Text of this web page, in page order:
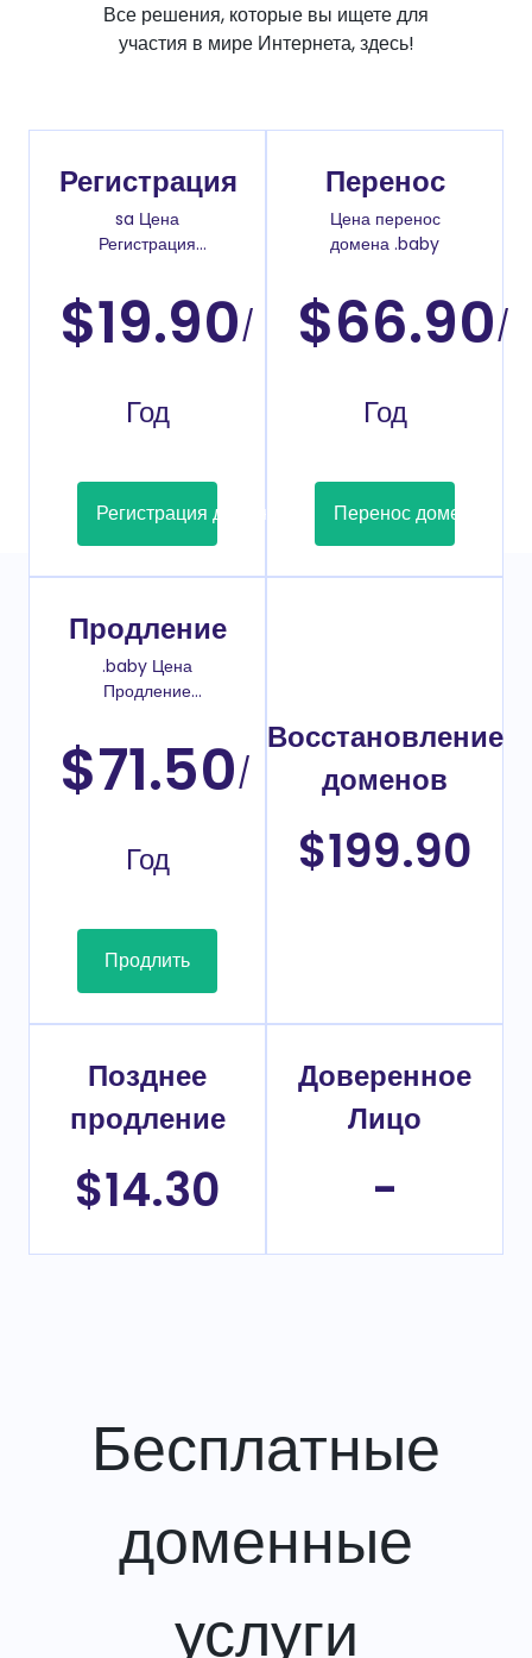
Все решения, которые вы ищете для
участия в мире Интернета, здесь!
Регистрация
sa Цена
Регистрация
$19.90/
Год
Регистрация домена
Перенос
Цена перенос
домена .baby
$66.90/
Год
Перенос домена
Продление
.baby Цена
Продление
$71.50/
Год
Продлить
Восстановление
доменов
$199.90
Позднее
продление
$14.30
Доверенное
Лицо
-
Бесплатные
доменные
услуги